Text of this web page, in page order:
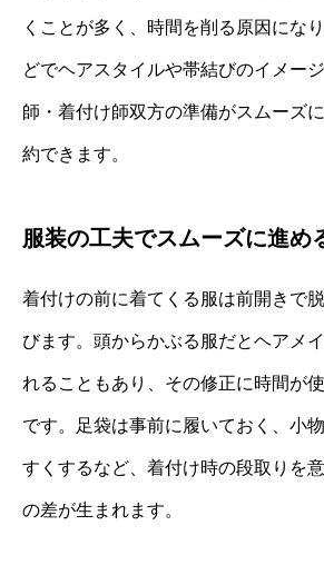
くことが多く、時間を削る原因にな
どでヘアスタイルや帯結びのイメー
師・着付け師双方の準備がスムーズ
約できます。
服装の工夫でスムーズに進め
着付けの前に着てくる服は前開きで
びます。頭からかぶる服だとヘアメ
れることもあり、その修正に時間が
です。足袋は事前に履いておく、小
すくするなど、着付け時の段取りを
の差が生まれます。